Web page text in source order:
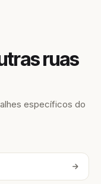
ruas
específicos do